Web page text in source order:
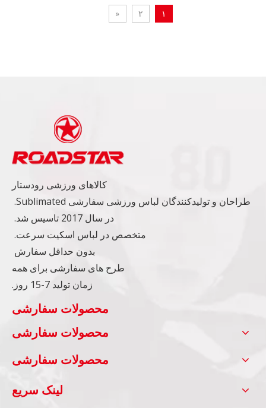
۱ ۲ »
کالاهای ورزشی رودستار
طراحان و تولیدکنندگان لباس ورزشی سفارشی Sublimated.
در سال 2017 تاسیس شد.
متخصص در لباس اسکیت سرعت.
بدون حداقل سفارش
طرح های سفارشی برای همه
زمان تولید 7-15 روز.
محصولات سفارشی
محصولات سفارشی
محصولات سفارشی
لینک سریع